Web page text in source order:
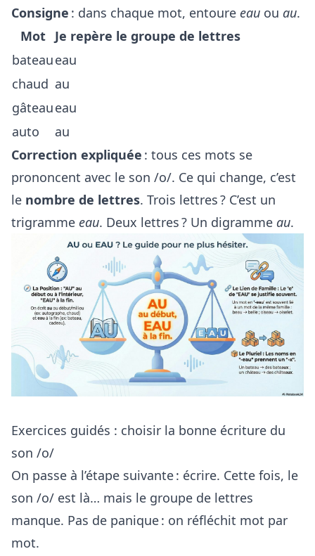
Consigne : dans chaque mot, entoure eau ou au.
Mot
Je repère le groupe de lettres
bateaueau
chaud au
gâteaueau
auto
au
Correction expliquée : tous ces mots se
prononcent avec le son /o/. Ce qui change, c’est
le nombre de lettres. Trois lettres ? C’est un
trigramme eau. Deux lettres ? Un digramme au.
Exercices guidés : choisir la bonne écriture du
son /o/
On passe à l’étape suivante : écrire. Cette fois, le
son /o/ est là… mais le groupe de lettres
manque. Pas de panique : on réfléchit mot par
mot.